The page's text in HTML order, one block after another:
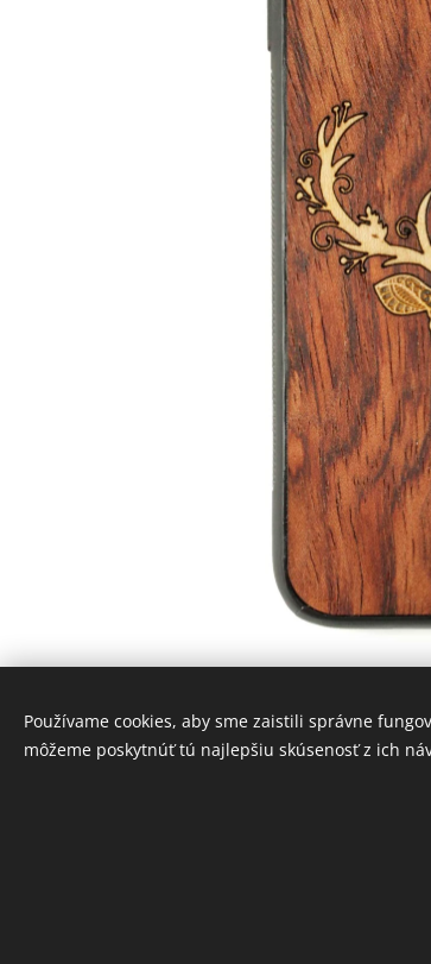
Používame cookies, aby sme zaistili správne
môžeme poskytnúť tú najlepšiu skúsenosť z ich